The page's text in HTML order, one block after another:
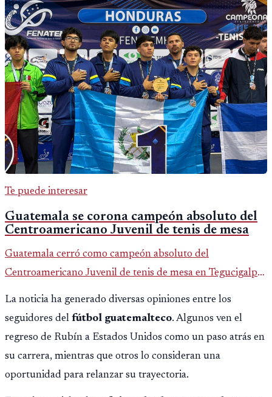
Te puede interesar
Guatemala se corona campeón absoluto del
Centroamericano Juvenil de tenis de mesa
Guatemala cerró como campeón absoluto del
Centroamericano Juvenil de tenis de mesa en Tegucigalpa
con 6 oros, 2 platas y 9 bronces, según la cobertura oficial
difundida por CDAG.
La noticia ha generado diversas opiniones entre los
seguidores del fútbol guatemalteco. Algunos ven el
regreso de Rubín a Estados Unidos como un paso atrás en
su carrera, mientras que otros lo consideran una
oportunidad para relanzar su trayectoria.